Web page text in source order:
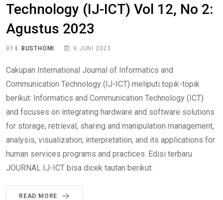
Technology (IJ-ICT) Vol 12, No 2:
Agustus 2023
BYI. BUSTHOMI 9 JUNI 2023
Cakupan International Journal of Informatics and
Communication Technology (IJ-ICT) meliputi topik-topik
berikut: Informatics and Communication Technology (ICT)
and focuses on integrating hardware and software solutions
for storage, retrieval, sharing and manipulation management,
analysis, visualization, interpretation, and its applications for
human services programs and practices. Edisi terbaru
JOURNAL IJ-ICT bisa dicek tautan berikut:
READ MORE